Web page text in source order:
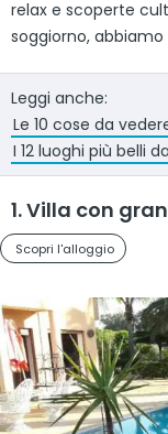
relax e scoperte
soggiorno, abbiamo
Leggi anche:
Le 10 cose da
I 12 luoghi più belli
1. Villa con
Scopri l'alloggio